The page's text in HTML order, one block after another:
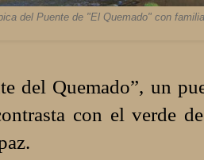
del Puente de "El Quemado" con
del Quemado”, un
con el verde